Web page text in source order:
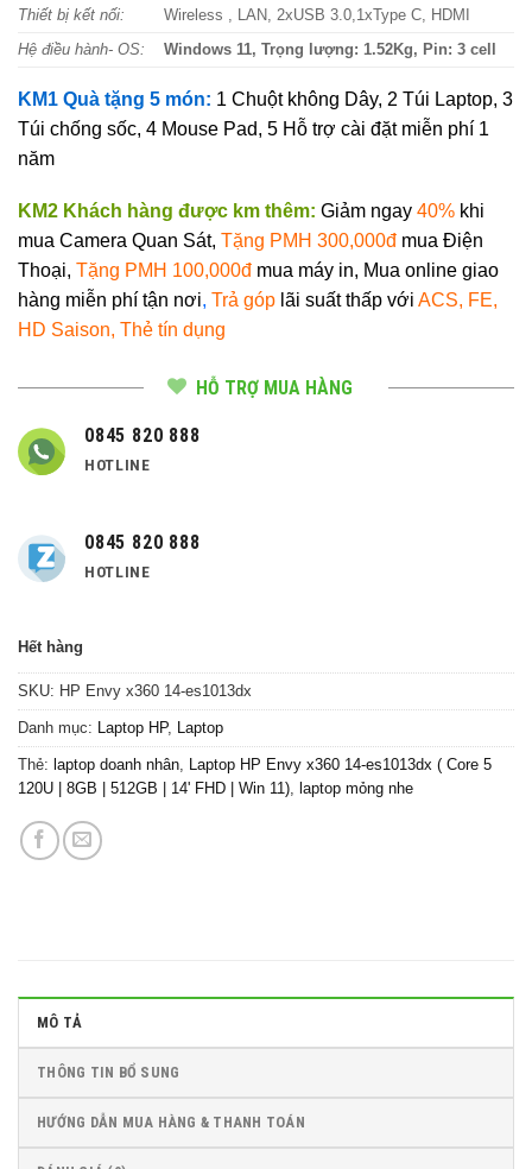
Thiết bị kết nối:
Wireless , LAN, 2xUSB 3.0,1xType C, HDMI
Hệ điều hành- OS:
Windows 11, Trọng lượng: 1.52Kg, Pin: 3 cell
KM1 Quà tặng 5 món: 1 Chuột không Dây, 2 Túi Laptop, 3
Túi chống sốc, 4 Mouse Pad, 5 Hỗ trợ cài đặt miễn phí 1
năm
KM2 Khách hàng được km thêm: Giảm ngay 40% khi
mua Camera Quan Sát, Tặng PMH 300,000đ mua Điện
Thoại, Tặng PMH 100,000đ mua máy in, Mua online giao
hàng miễn phí tận nơi, Trả góp lãi suất thấp với ACS, FE,
HD Saison, Thẻ tín dụng
HỖ TRỢ MUA HÀNG
0845 820 888
HOTLINE
0845 820 888
HOTLINE
Hết hàng
SKU: HP Envy x360 14-es1013dx
Danh mục: Laptop HP, Laptop
Thẻ: laptop doanh nhân Laptop HP Envy x360 14-es1013dx ( Core 5
120U | 8GB | 512GB | 14' FHD | Win 11) laptop mỏng nhe
MÔ TẢ
THÔNG TIN BỔ SUNG
HƯỚNG DẪN MUA HÀNG & THANH TOÁN